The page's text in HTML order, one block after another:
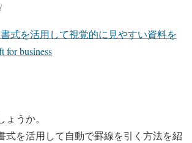
式を活用して視覚的に見やすい資料を
for business
うか。
式を活用して自動で罫線を引く方法を紹